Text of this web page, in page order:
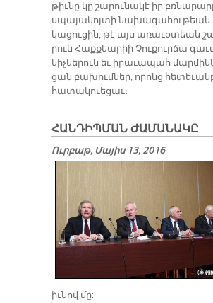
թիւ­նը կը շա­րու­նա­կէ իր
սպա­յա­կոյ­տի նա­խա­գա­հու­թեան
կա­ցու­ցին, թէ այս ա­ռա­ւօ­տեան
րուն Հաք­քեա­րիի Չու­քուր­ճա
կիչ­նե­րուն եւ ի­րա­ւա­պահ
ցան բա­խում­ներ, ո­րոնց
հա­տա­կուե­ցաւ։
ՀԱՆԴԻՊՄԱՆ ԺԱՄԱՆԱԿԸ
Ուրբաթ, Մայիս 13, 2016
իւնով մը: